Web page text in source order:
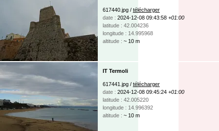
617440.jpg / télécharger
date : 2024-12-08 09:43:58 +01:00
latitude : 42.004236
longitude : 14.995968
altitude : ~ 10 m
IT Termoli
617441.jpg / télécharger
date : 2024-12-08 09:45:24 +01:00
latitude : 42.005220
longitude : 14.996392
altitude : ~ 10 m